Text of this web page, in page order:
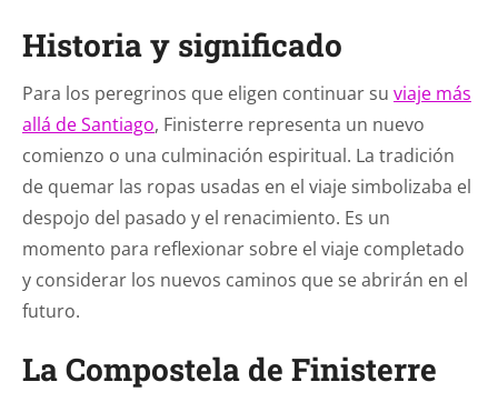
Historia y significado
Para los peregrinos que eligen continuar su viaje más
allá de Santiago, Finisterre representa un nuevo
comienzo o una culminación espiritual. La tradición
de quemar las ropas usadas en el viaje simbolizaba el
despojo del pasado y el renacimiento. Es un
momento para reflexionar sobre el viaje completado
y considerar los nuevos caminos que se abrirán en el
futuro.
La Compostela de Finisterre